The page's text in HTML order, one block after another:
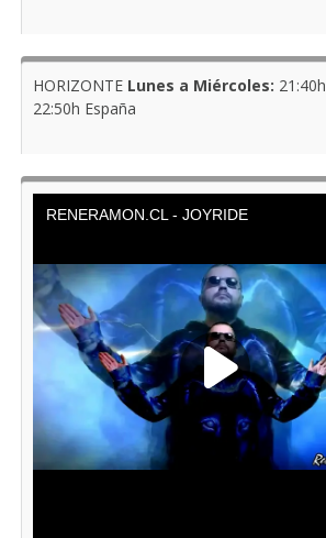
HORIZONTE Lunes a Miércoles: 21:40h
22:50h España